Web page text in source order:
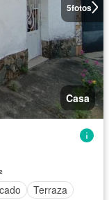
5fotos
Casa
Terraza